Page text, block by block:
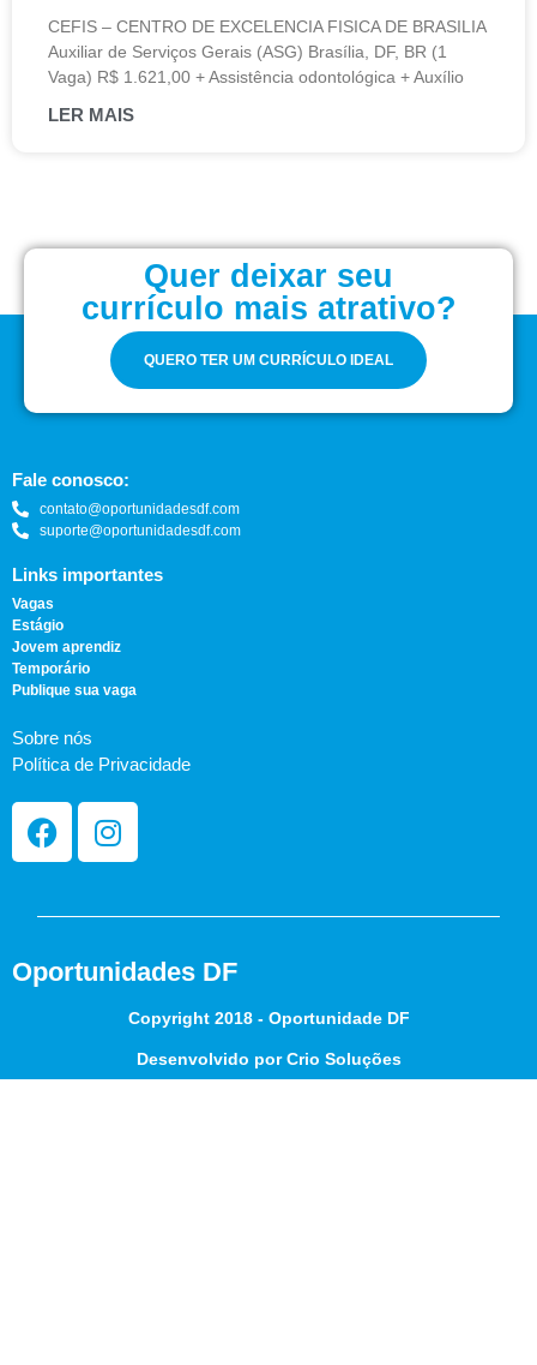
CEFIS – CENTRO DE EXCELENCIA FISICA DE BRASILIA
Auxiliar de Serviços Gerais (ASG) Brasília, DF, BR (1
Vaga) R$ 1.621,00 + Assistência odontológica + Auxílio
LER MAIS
Quer deixar seu
currículo mais atrativo?
QUERO TER UM CURRÍCULO IDEAL
Fale conosco:
contato@oportunidadesdf.com
suporte@oportunidadesdf.com
Links importantes
Vagas
Estágio
Jovem aprendiz
Temporário
Publique sua vaga
Sobre nós
Política de Privacidade
Oportunidades DF
Copyright 2018 - Oportunidade DF
Desenvolvido por Crio Soluções